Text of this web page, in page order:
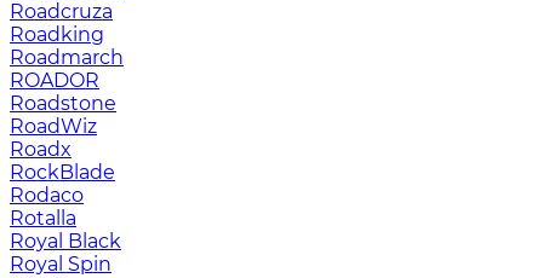
Roadcruza
Roadking
Roadmarch
ROADOR
Roadstone
RoadWiz
Roadx
RockBlade
Rodaco
Rotalla
Royal Black
Royal Spin